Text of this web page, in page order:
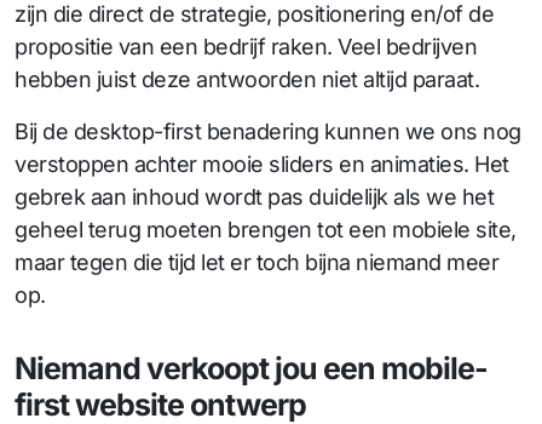
zijn die direct de strategie, positionering en/of de
propositie van een bedrijf raken. Veel bedrijven
hebben juist deze antwoorden niet altijd paraat.
Bij de desktop-first benadering kunnen we ons nog
verstoppen achter mooie sliders en animaties. Het
gebrek aan inhoud wordt pas duidelijk als we het
geheel terug moeten brengen tot een mobiele site,
maar tegen die tijd let er toch bijna niemand meer
op.
Niemand verkoopt jou een mobile-
first website ontwerp